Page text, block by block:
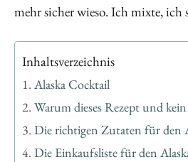
mehr sicher wieso. Ich mixte,
Inhaltsverzeichnis
Alaska Cocktail
Warum dieses Rezept und kein
Die richtigen Zutaten für den
Die Einkaufsliste für den